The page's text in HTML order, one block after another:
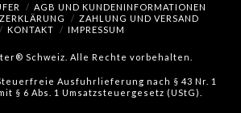
AGB UND KUNDENINFORMATIONEN
ZAHLUNG UND VERSAND
KONTAKT
IMPRESSUM
Schweiz. Alle Rechte vorbehalten.
Ausfuhrlieferung nach § 43 Nr. 1
§ 6 Abs. 1 Umsatzsteuergesetz (UStG).